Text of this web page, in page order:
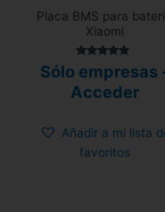
Placa BMS para
Xiaomi
5.00
Sólo empresas
Acceder
Añadir a mi lista
favoritos